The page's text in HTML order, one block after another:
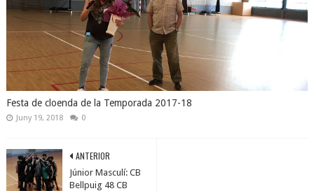
Festa de cloenda de la Temporada 2017-18
Juny 19, 2018 0
ANTERIOR
Júnior Masculí: CB
Bellpuig 48 CB